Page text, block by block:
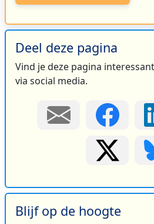
Deel deze pagina
Vind je deze pagina
via social media.
Blijf op de hoogte